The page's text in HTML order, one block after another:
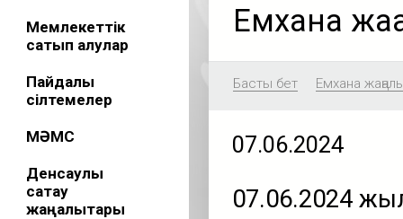
Мемлекеттік
сатып алулар
Пайдалы
сілтемелер
МӘМС
Денсаулық
сақтау
жаңалықтары
Емхана
Басты бет Емхана
07.06.2024
07.06.2024